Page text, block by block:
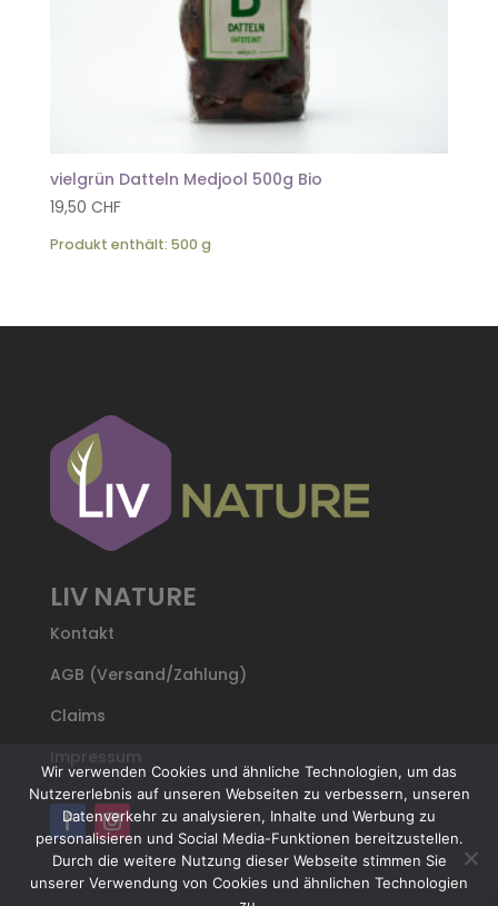
vielgrün Datteln Medjool 500g Bio
19,50 CHF
Produkt enthält: 500 g
LIV NATURE
Kontakt
AGB (Versand/Zahlung)
Claims
Impressum
Wir verwenden Cookies und ähnliche Technologien, um das
Nutzererlebnis auf unseren Webseiten zu verbessern, unseren
Datenverkehr zu analysieren, Inhalte und Werbung zu
personalisieren und Social Media-Funktionen bereitzustellen.
Durch die weitere Nutzung dieser Webseite stimmen Sie
unserer Verwendung von Cookies und ähnlichen Technologien